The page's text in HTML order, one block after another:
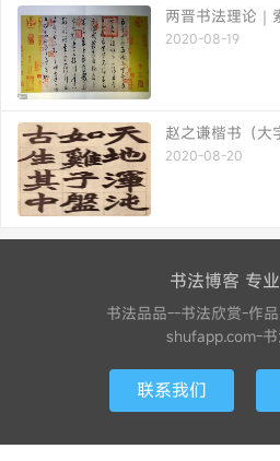
两晋书法理论｜
2020-08-19
赵之谦楷书（大
2020-08-20
书法博客 专
书法品品--书法欣赏-作
shufapp.com-
联系我们